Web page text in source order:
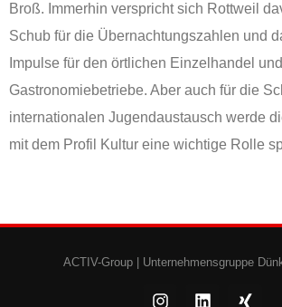
Broß. Immerhin verspricht sich Rottweil
Schub für die Übernachtungszahlen und
Impulse für den örtlichen Einzelhandel
Gastronomiebetriebe. Aber auch für die
internationalen Jugendaustausch werde
mit dem Profil Kultur eine wichtige Rolle
ACTIV-Group | Unternehmensgruppe